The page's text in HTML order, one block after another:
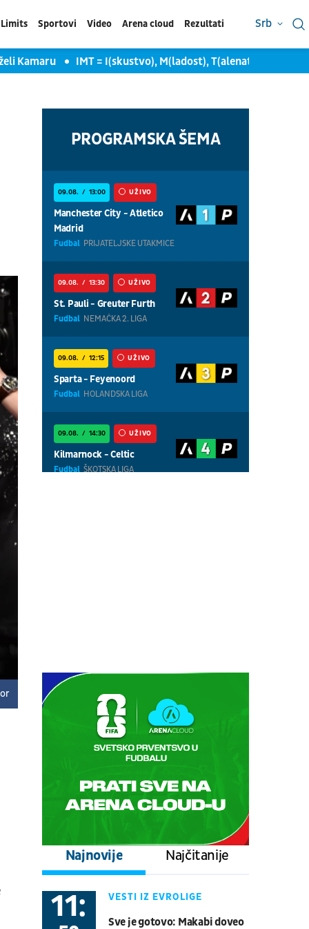
Limits Sportovi Video Arena cloud Rezultati Srb
IMT = I(skustvo), M(ladost), T(alenat)
PROGRAMSKA ŠEMA
09.08. 13:00 UŽIVO
Manchester City - Atletico
Madrid
Fudbal PRIJATELJSKE UTAKMICE
09.08. 13:30 UŽIVO
St. Pauli - Greuter Furth
Fudbal NEMAČKA 2. LIGA
09.08. 12:15 UŽIVO
Sparta - Feyenoord
Fudbal HOLANDSKA LIGA
09.08. 14:30 UŽIVO
Kilmarnock - Celtic
Fudbal ŠKOTSKA LIGA
09.08. 13:30 UŽIVO
Nurnbeg - Dresden
NEMAČKA 2. LIGA
16:00 UŽIVO
RUSKA LIGA
Toronto Blue Jays - Philadelphia
Phillies
Bejzbol Major League Baseball
09.08. UŽIVO
Najnovije Najčitanije
VESTI IZ EVROLIGE
11:
Sve je gotovo: Makabi doveo